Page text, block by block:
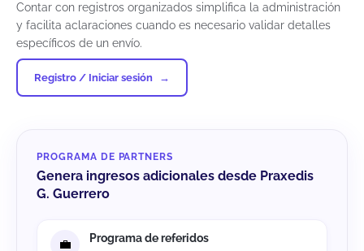
Contar con registros organizados simplifica la administración
y facilita aclaraciones cuando es necesario validar detalles
específicos de un envío.
Registro / Iniciar sesión
PROGRAMA DE PARTNERS
Genera ingresos adicionales desde Praxedis
G. Guerrero
Programa de referidos